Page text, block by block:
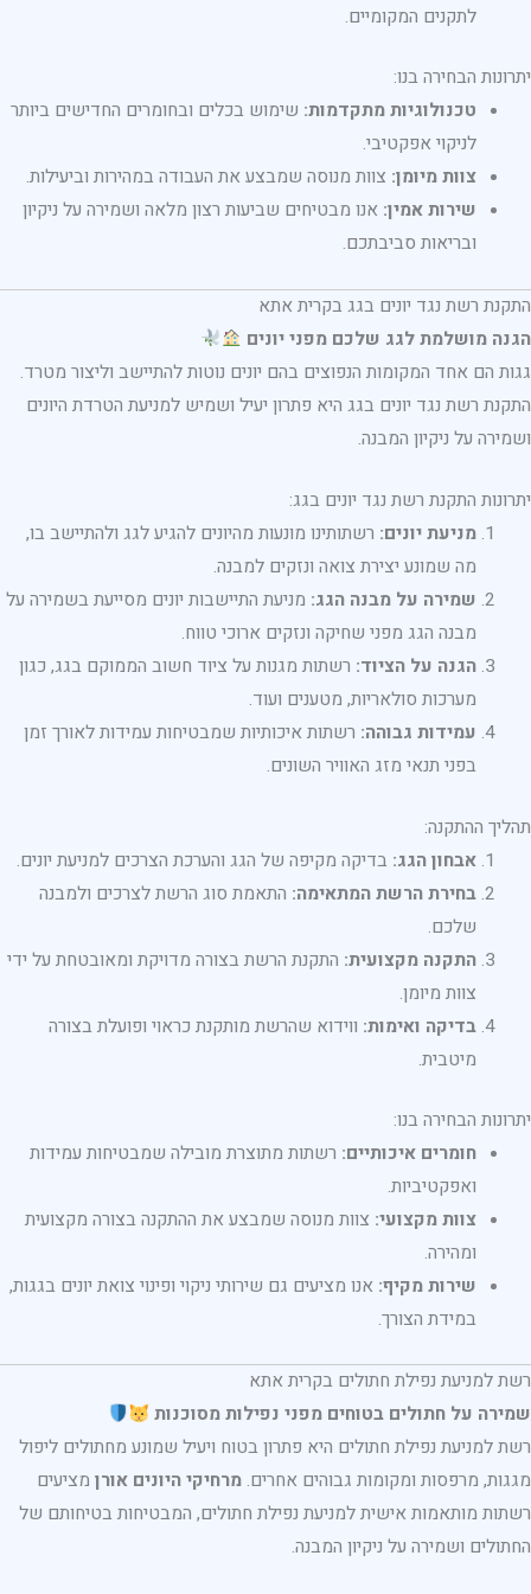
לתקנים המקומיים.
יתרונות הבחירה בנו:
טכנולוגיות מתקדמות: שימוש בכלים ובחומרים החדישים ביותר
לניקוי אפקטיבי.
צוות מיומן: צוות מנוסה שמבצע את העבודה במהירות וביעילות.
שירות אמין: אנו מבטיחים שביעות רצון מלאה ושמירה על ניקיון
ובריאות סביבתכם.
התקנת רשת נגד יונים בגג בקרית אתא
הגנה מושלמת לגג שלכם מפני יונים
גגות הם אחד המקומות הנפוצים בהם יונים נוטות להתיישב וליצור מטרד.
התקנת רשת נגד יונים בגג היא פתרון יעיל ושמיש למניעת הטרדת היונים
ושמירה על ניקיון המבנה.
יתרונות התקנת רשת נגד יונים בגג:
מניעת יונים: רשתותינו מונעות מהיונים להגיע לגג ולהתיישב בו,
מה שמונע יצירת צואה ונזקים למבנה.
שמירה על מבנה הגג: מניעת התיישבות יונים מסייעת בשמירה על
מבנה הגג מפני שחיקה ונזקים ארוכי טווח.
הגנה על הציוד: רשתות מגנות על ציוד חשוב הממוקם בגג, כגון
מערכות סולאריות, מטענים ועוד.
עמידות גבוהה: רשתות איכותיות שמבטיחות עמידות לאורך זמן
בפני תנאי מזג האוויר השונים.
תהליך ההתקנה:
אבחון הגג: בדיקה מקיפה של הגג והערכת הצרכים למניעת יונים.
בחירת הרשת המתאימה: התאמת סוג הרשת לצרכים ולמבנה
שלכם.
התקנה מקצועית: התקנת הרשת בצורה מדויקת ומאובטחת על ידי
צוות מיומן.
בדיקה ואימות: ווידוא שהרשת מותקנת כראוי ופועלת בצורה
מיטבית.
יתרונות הבחירה בנו:
חומרים איכותיים: רשתות מתוצרת מובילה שמבטיחות עמידות
ואפקטיביות.
צוות מקצועי: צוות מנוסה שמבצע את ההתקנה בצורה מקצועית
ומהירה.
שירות מקיף: אנו מציעים גם שירותי ניקוי ופינוי צואת יונים בגגות,
במידת הצורך.
רשת למניעת נפילת חתולים בקרית אתא
שמירה על חתולים בטוחים מפני נפילות מסוכנות
רשת למניעת נפילת חתולים היא פתרון בטוח ויעיל שמונע מחתולים ליפול
מגגות, מרפסות ומקומות גבוהים אחרים. מרחיקי היונים אורן מציעים
רשתות מותאמות אישית למניעת נפילת חתולים, המבטיחות בטיחותם של
החתולים ושמירה על ניקיון המבנה.